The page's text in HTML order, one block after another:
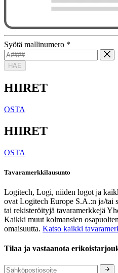
Syötä mallinumero *
HAE
HIIRET
OSTA
HIIRET
OSTA
Tavaramerkkilausunto
Logitech, Logi, niiden logot ja
ovat Logitech Europe S.A.:n ja/tai
tai rekisteröityjä tavaramerkkejä
Kaikki muut kolmansien
omaisuutta. Katso kaikki
Tilaa ja vastaanota